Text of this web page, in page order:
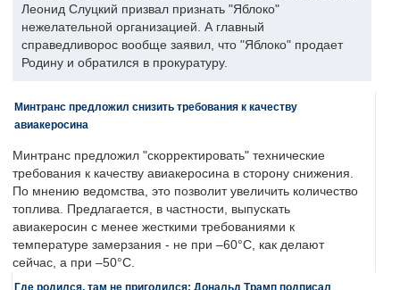
Леонид Слуцкий призвал признать "Яблоко"
нежелательной организацией. А главный
справедливорос вообще заявил, что "Яблоко" продает
Родину и обратился в прокуратуру.
Минтранс предложил снизить требования к качеству
авиакеросина
Минтранс предложил "скорректировать" технические
требования к качеству авиакеросина в сторону снижения.
По мнению ведомства, это позволит увеличить количество
топлива. Предлагается, в частности, выпускать
авиакеросин с менее жесткими требованиями к
температуре замерзания - не при –60°C, как делают
сейчас, а при –50°C.
Где родился, там не пригодился: Дональд Трамп подписал